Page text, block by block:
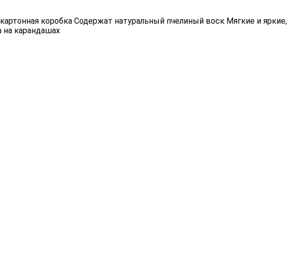
коробка Содержат натуральный пчелиный воск Мягкие и яркие,
на карандашах